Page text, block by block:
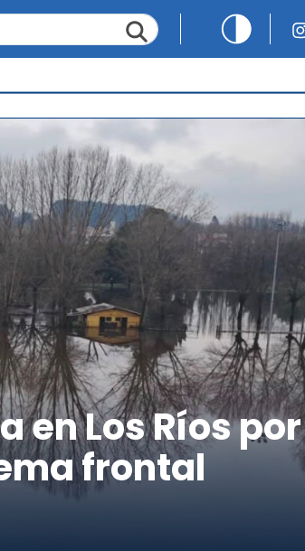
en Los Ríos por
frontal